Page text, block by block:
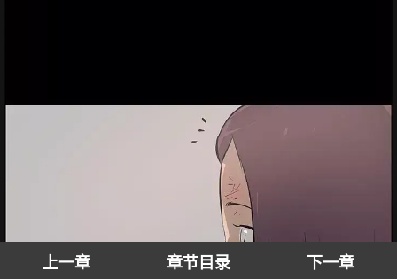
上一章 章节目录 下一章